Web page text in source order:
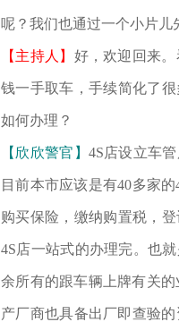
呢？我们也通过一个小片儿
【主持人】 好，欢迎回来
钱一手取车，手续简化了
如何办理？
【欣欣警官】 4S店设立车
目前本市应该是有40多家
购买保险，缴纳购置税，
4S店一站式的办理完。也
余所有的跟车辆上牌有关
产厂商也具备出厂即查验